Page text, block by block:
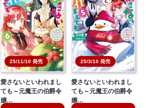
25/11/10 発売
愛さないといわれまし
ても～元魔王の伯爵令
嬢…
25/3/10 発売
愛さないといわれまし
ても～元魔王の伯爵令
嬢…